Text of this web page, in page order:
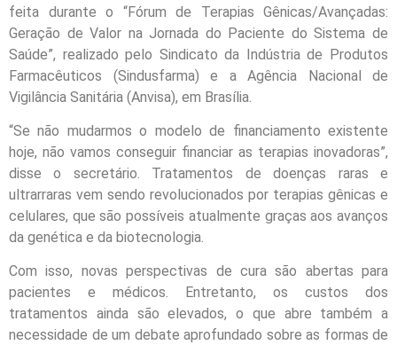
feita durante o “Fórum de Terapias Gênicas/Avançadas:
Geração de Valor na Jornada do Paciente do Sistema de
Saúde”, realizado pelo Sindicato da Indústria de Produtos
Farmacêuticos (Sindusfarma) e a Agência Nacional de
Vigilância Sanitária (Anvisa), em Brasília.
“Se não mudarmos o modelo de financiamento existente
hoje, não vamos conseguir financiar as terapias inovadoras”,
disse o secretário. Tratamentos de doenças raras e
ultrarraras vem sendo revolucionados por terapias gênicas e
celulares, que são possíveis atualmente graças aos avanços
da genética e da biotecnologia.
Com isso, novas perspectivas de cura são abertas para
pacientes e médicos. Entretanto, os custos dos
tratamentos ainda são elevados, o que abre também a
necessidade de um debate aprofundado sobre as formas de